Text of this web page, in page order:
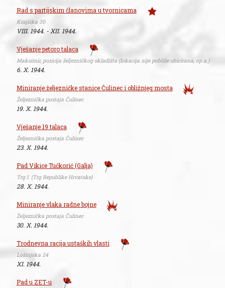
Rad s partijskim članovima u tvornicama
Krajiška 30
VIII. 1944. - XII. 1944.
Vješanje petoro talaca
Maksimir, pozicija željezničkog skladišta (lokacija nije pobliže ubicirana, op.a.)
6. X. 1944.
Miniranje željezničke stanice Čulinec i obližnjeg mosta
Željeznička postaja Čulinec
19. X. 1944.
Vješanje 19 talaca
Željeznička postaja Čulinec
23. X. 1944.
Pad Vikice Tučkorić (Galja)
Trg I. (Trg Republike Hrvatske)
28. X. 1944.
Miniranje vlaka radne bojne
Željeznička postaja Čulinec
30. X. 1944.
Trodnevna racija ustaških vlasti
Lošinjska 24
XI. 1944.
Pad u ZET-u